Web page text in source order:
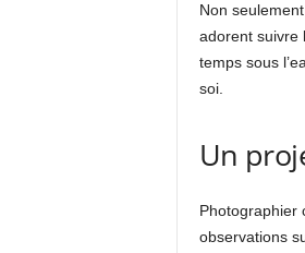
Non
adorent suivre
temps sous
soi.
Un
Photographier
observations